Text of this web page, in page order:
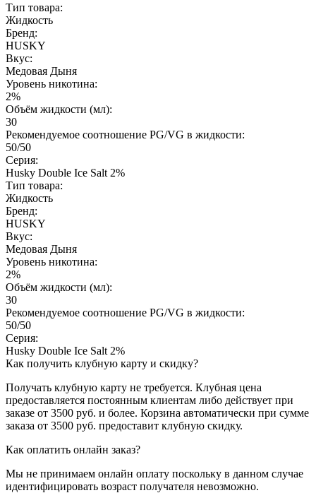
Тип товара:
Жидкость
Бренд:
HUSKY
Вкус:
Медовая Дыня
Уровень никотина:
2%
Объём жидкости (мл):
30
Рекомендуемое соотношение PG/VG в жидкости:
50/50
Серия:
Husky Double Ice Salt 2%
Тип товара:
Жидкость
Бренд:
HUSKY
Вкус:
Медовая Дыня
Уровень никотина:
2%
Объём жидкости (мл):
30
Рекомендуемое соотношение PG/VG в жидкости:
50/50
Серия:
Husky Double Ice Salt 2%
Как получить клубную карту и скидку?
Получать клубную карту не требуется. Клубная цена
предоставляется постоянным клиентам либо действует при
заказе от 3500 руб. и более. Корзина автоматически при сумме
заказа от 3500 руб. предоставит клубную скидку.
Как оплатить онлайн заказ?
Мы не принимаем онлайн оплату поскольку в данном случае
идентифицировать возраст получателя невозможно.